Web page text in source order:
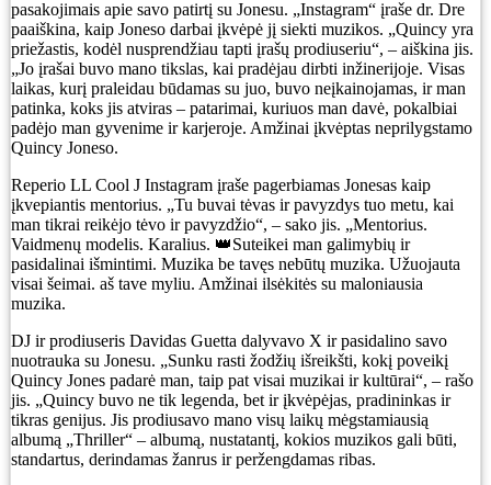
pasakojimais apie savo patirtį su Jonesu. „Instagram“ įraše dr. Dre
paaiškina, kaip Joneso darbai įkvėpė jį siekti muzikos. „Quincy yra
priežastis, kodėl nusprendžiau tapti įrašų prodiuseriu“, – aiškina jis.
„Jo įrašai buvo mano tikslas, kai pradėjau dirbti inžinerijoje. Visas
laikas, kurį praleidau būdamas su juo, buvo neįkainojamas, ir man
patinka, koks jis atviras – patarimai, kuriuos man davė, pokalbiai
padėjo man gyvenime ir karjeroje. Amžinai įkvėptas neprilygstamo
Quincy Joneso.
Reperio LL Cool J Instagram įraše pagerbiamas Jonesas kaip
įkvepiantis mentorius. „Tu buvai tėvas ir pavyzdys tuo metu, kai
man tikrai reikėjo tėvo ir pavyzdžio“, – sako jis. „Mentorius.
Vaidmenų modelis. Karalius. 👑Suteikei man galimybių ir
pasidalinai išmintimi. Muzika be tavęs nebūtų muzika. Užuojauta
visai šeimai. aš tave myliu. Amžinai ilsėkitės su maloniausia
muzika.
DJ ir prodiuseris Davidas Guetta dalyvavo X ir pasidalino savo
nuotrauka su Jonesu. „Sunku rasti žodžių išreikšti, kokį poveikį
Quincy Jones padarė man, taip pat visai muzikai ir kultūrai“, – rašo
jis. „Quincy buvo ne tik legenda, bet ir įkvėpėjas, pradininkas ir
tikras genijus. Jis prodiusavo mano visų laikų mėgstamiausią
albumą „Thriller“ – albumą, nustatantį, kokios muzikos gali būti,
standartus, derindamas žanrus ir peržengdamas ribas.